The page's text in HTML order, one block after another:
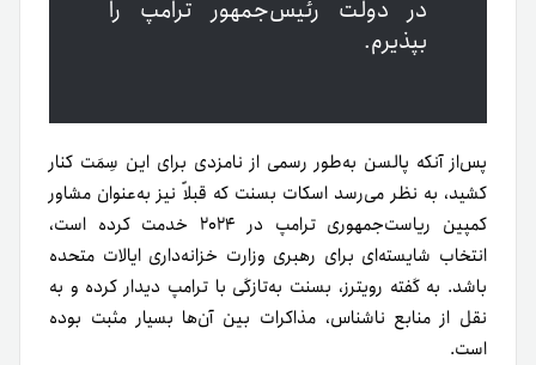
در دولت رئیس‌جمهور ترامپ را
بپذیرم.
پس‌از آنکه پالسن به‌طور رسمی از نامزدی برای این سِمَت کنار
کشید، به نظر می‌رسد اسکات بسنت که قبلاً نیز به‌عنوان مشاور
کمپین ریاست‌جمهوری ترامپ در ۲۰۲۴ خدمت کرده است،
انتخاب شایسته‌ای برای رهبری وزارت خزانه‌داری ایالات متحده
باشد. به گفته رویترز، بسنت به‌تازگی با ترامپ دیدار کرده و به
نقل از منابع ناشناس، مذاکرات بین آن‌ها بسیار مثبت بوده
است.